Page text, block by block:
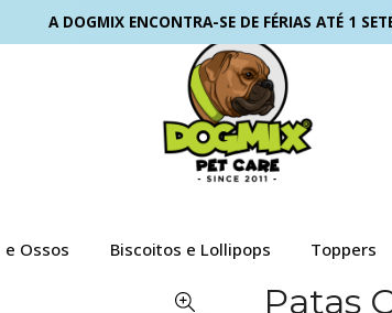
A DOGMIX ENCONTRA-SE DE FÉRIAS ATÉ 1
Ossos Biscoitos e Lollipops Toppers
Patas